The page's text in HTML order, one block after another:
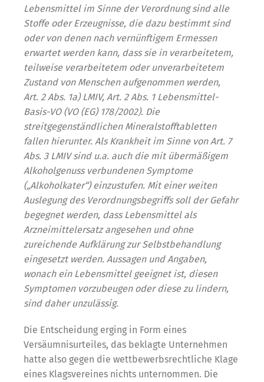
Lebensmittel im Sinne der Verordnung sind alle
Stoffe oder Erzeugnisse, die dazu bestimmt sind
oder von denen nach vernünftigem Ermessen
erwartet werden kann, dass sie in verarbeitetem,
teilweise verarbeitetem oder unverarbeitetem
Zustand von Menschen aufgenommen werden,
Art. 2 Abs. 1a) LMIV, Art. 2 Abs. 1 Lebensmittel-
Basis-VO (VO (EG) 178/2002). Die
streitgegenständlichen Mineralstofftabletten
fallen hierunter. Als Krankheit im Sinne von Art. 7
Abs. 3 LMIV sind u.a. auch die mit übermäßigem
Alkoholgenuss verbundenen Symptome
(„Alkoholkater“) einzustufen. Mit einer weiten
Auslegung des Verordnungsbegriffs soll der Gefahr
begegnet werden, dass Lebensmittel als
Arzneimittelersatz angesehen und ohne
zureichende Aufklärung zur Selbstbehandlung
eingesetzt werden. Aussagen und Angaben,
wonach ein Lebensmittel geeignet ist, diesen
Symptomen vorzubeugen oder diese zu lindern,
sind daher unzulässig.
Die Entscheidung erging in Form eines
Versäumnisurteiles, das beklagte Unternehmen
hatte also gegen die wettbewerbsrechtliche Klage
eines Klagsvereines nichts unternommen. Die